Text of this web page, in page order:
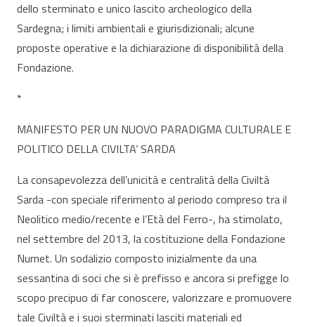
dello sterminato e unico lascito archeologico della
Sardegna; i limiti ambientali e giurisdizionali; alcune
proposte operative e la dichiarazione di disponibilità della
Fondazione.
*
MANIFESTO PER UN NUOVO PARADIGMA CULTURALE E
POLITICO DELLA CIVILTA’ SARDA
La consapevolezza dell’unicità e centralità della Civiltà
Sarda -con speciale riferimento al periodo compreso tra il
Neolitico medio/recente e l’Età del Ferro-, ha stimolato,
nel settembre del 2013, la costituzione della Fondazione
Nurnet. Un sodalizio composto inizialmente da una
sessantina di soci che si è prefisso e ancora si prefigge lo
scopo precipuo di far conoscere, valorizzare e promuovere
tale Civiltà e i suoi sterminati lasciti materiali ed